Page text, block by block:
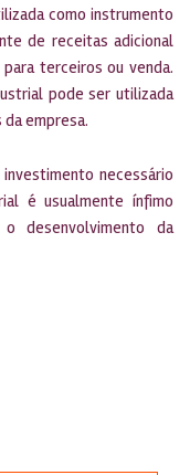
como instrumento
de receitas adicional
terceiros ou venda.
pode ser utilizada
empresa.
necessário
é usualmente ínfimo
desenvolvimento da